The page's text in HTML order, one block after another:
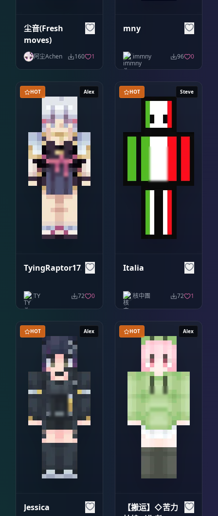
尘音(Fresh
moves)
阿尘Achen 160 1
mny
immny 96 0
Alex
HOT
TyingRaptor1732
TY 72 0
Steve
HOT
Italia
核中團 72 1
Alex
HOT
Jessica
Alex
HOT
【搬运】◇苦力